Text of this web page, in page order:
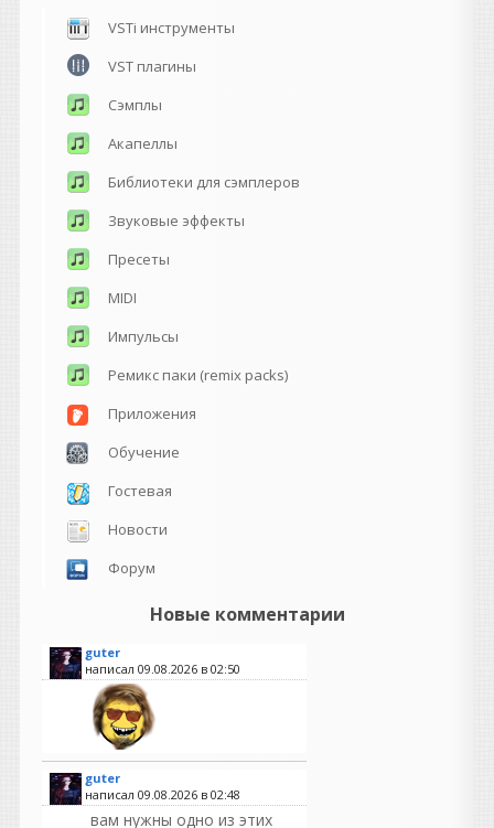
VSTi инструменты
VST плагины
Сэмплы
Акапеллы
Библиотеки для сэмплеров
Звуковые эффекты
Пресеты
MIDI
Импульсы
Ремикс паки (remix packs)
Приложения
Обучение
Гостевая
Новости
Форум
Новые комментарии
guter
написал 09.08.2026 в 02:50
guter
написал 09.08.2026 в 02:48
вам нужны одно из этих